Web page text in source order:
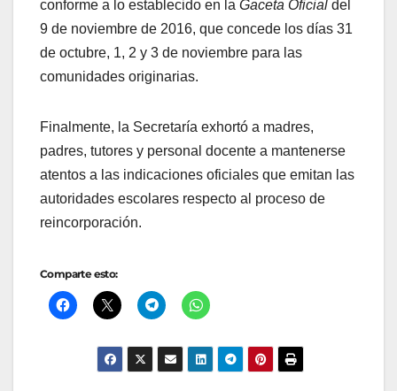
conforme a lo establecido en la Gaceta Oficial del
9 de noviembre de 2016, que concede los días 31
de octubre, 1, 2 y 3 de noviembre para las
comunidades originarias.
Finalmente, la Secretaría exhortó a madres,
padres, tutores y personal docente a mantenerse
atentos a las indicaciones oficiales que emitan las
autoridades escolares respecto al proceso de
reincorporación.
Comparte esto: